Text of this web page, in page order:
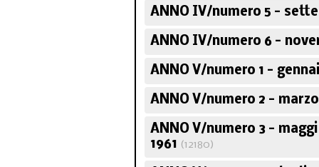
ANNO IV/numero 5 -
ANNO IV/numero 6 -
ANNO V/numero 1 -
ANNO V/numero 2 -
ANNO V/numero 3 -
1961 (12180)